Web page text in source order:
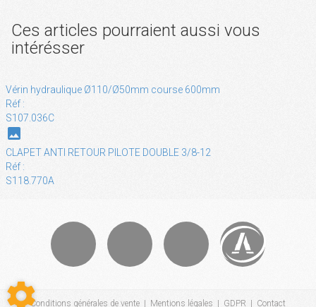
Ces articles pourraient aussi vous
intérésser
Vérin hydraulique Ø110/Ø50mm course 600mm
Réf :
S107.036C
photo
CLAPET ANTI RETOUR PILOTE DOUBLE 3/8-12
Réf :
S118.770A
Conditions générales de vente Mentions légales GDPR Contact